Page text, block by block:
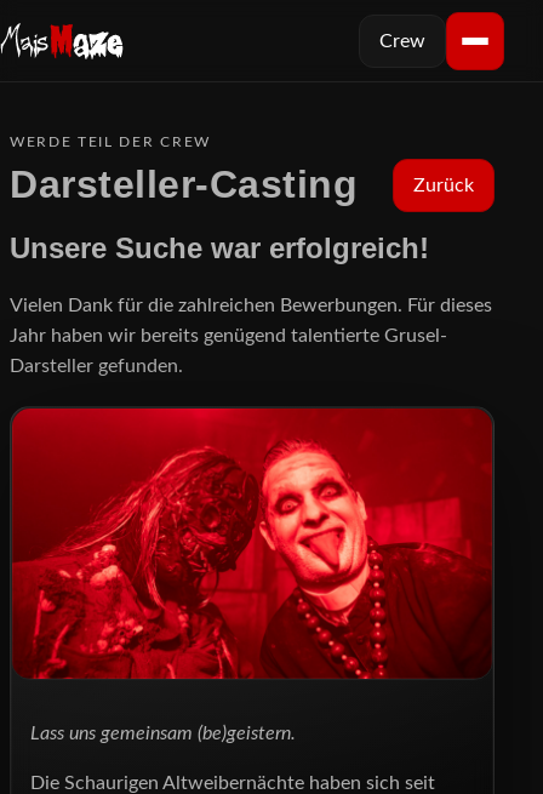
Crew
WERDE TEIL DER CREW
Darsteller-Casting Zurück
Unsere Suche war erfolgreich!
Vielen Dank für die zahlreichen Bewerbungen. Für dieses
Jahr haben wir bereits genügend talentierte Grusel-
Darsteller gefunden.
Lass uns gemeinsam (be)geistern.
Die Schaurigen Altweibernächte haben sich seit